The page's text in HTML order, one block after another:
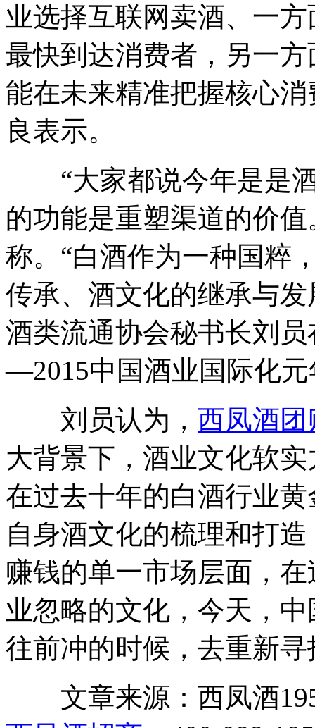
业选择互联网卖酒、一
最快到达消费者，另一
能在未来精准把握核心
良表示。
“大家都说今年是是酒
的功能是重塑渠道的价
称。“白酒作为一种国粹
传承、酒文化的继承与
酒类流通协会秘书长刘员
—2015中国酒业国际化
刘员认为， 西凤酒团
大背景下，酒业文化软
在过去十年的白酒行业
自身酒文化的梳理和打
赚钱的单一市场层面，
业忽略的文化，今天，
往前冲的时候，去重新
文章来源：西凤酒